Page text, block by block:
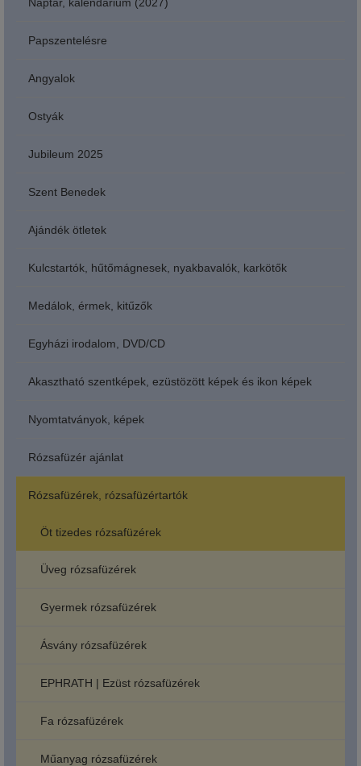
Papszentelésre
Angyalok
Ostyák
Jubileum 2025
Szent Benedek
Ajándék ötletek
Kulcstartók, hűtőmágnesek, nyakbavalók, karkötők
Medálok, érmek, kitűzők
Egyházi irodalom, DVD/CD
Akasztható szentképek, ezüstözött képek és ikon képek
Nyomtatványok, képek
Rózsafüzér ajánlat
Rózsafüzérek, rózsafüzértartók
Öt tizedes rózsafüzérek
Üveg rózsafüzérek
Gyermek rózsafüzérek
Ásvány rózsafüzérek
EPHRATH | Ezüst rózsafüzérek
Fa rózsafüzérek
Műanyag rózsafüzérek